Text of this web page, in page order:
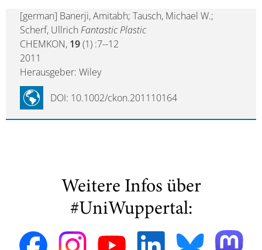
[german] Banerji, Amitabh; Tausch, Michael W.;
Scherf, Ullrich Fantastic Plastic
CHEMKON, 19(1) :7--12
2011
Herausgeber: Wiley
DOI: 10.1002/ckon.201110164
Weitere Infos über
#UniWuppertal: